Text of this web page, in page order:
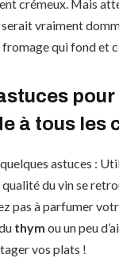
crémeux. Mais
vraiment
qui fond et
à tous les
astuces :
du vin se
pas à parfumer
thym ou un peu
vos plats !